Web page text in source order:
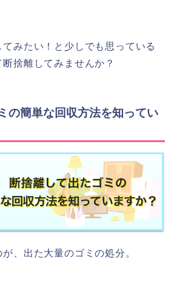
みたい！と少しでも思っている
捨離してみませんか？
の簡単な回収方法を知ってい
、出た大量のゴミの処分。